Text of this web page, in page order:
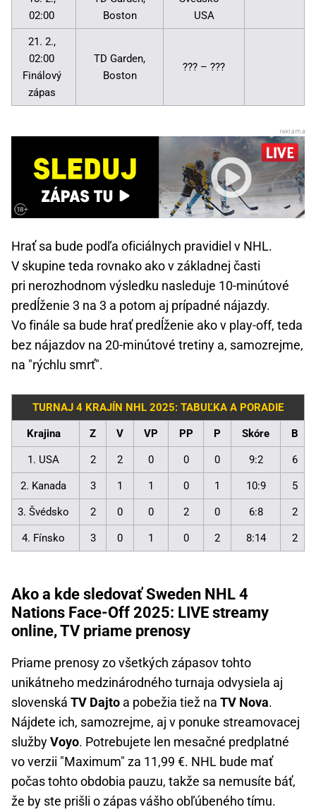
02:00
Boston
USA
21. 2.,
02:00
Finálový
zápas
TD Garden,
Boston
??? – ???
Hrať sa bude podľa oficiálnych pravidiel v NHL.
V skupine teda rovnako ako v základnej časti
pri nerozhodnom výsledku nasleduje 10-minútové
predĺženie 3 na 3 a potom aj prípadné nájazdy.
Vo finále sa bude hrať predĺženie ako v play-off, teda
bez nájazdov na 20-minútové tretiny a, samozrejme,
na "rýchlu smrť".
TURNAJ 4 KRAJÍN NHL 2025: TABUĽKA A PORADIE
Krajina Z V VP PP P Skóre B
1. USA 2 2 0 0 0 9:2 6
2. Kanada 3 1 1 0 1 10:9 5
3. Švédsko 2 0 0 2 0 6:8 2
4. Fínsko 3 0 1 0 2 8:14 2
Ako a kde sledovať Sweden NHL 4
Nations Face-Off 2025: LIVE streamy
online, TV priame prenosy
Priame prenosy zo všetkých zápasov tohto
unikátneho medzinárodného turnaja odvysiela aj
slovenská TV Dajto a pobežia tiež na TV Nova.
Nájdete ich, samozrejme, aj v ponuke streamovacej
službyVoyo. Potrebujete len mesačné predplatné
vo verzii "Maximum" za 11,99 €. NHL bude mať
počas tohto obdobia pauzu, takže sa nemusíte báť,
že by ste prišli o zápas vášho obľúbeného tímu.